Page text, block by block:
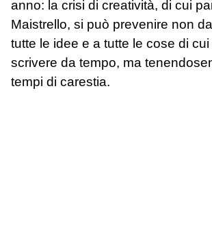
anno: la crisi di creatività, di cui
Maistrello, si può prevenire non
tutte le idee e a tutte le cose di
scrivere da tempo, ma
tempi di carestia.